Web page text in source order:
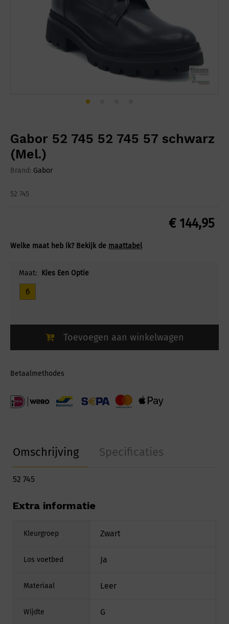
Gabor 52 745 52 745 57 schwarz
(Mel.)
Brand: Gabor
52 745
€144,95
Welke maat heb ik? Bekijk de maattabel
Maat: Kies Een Optie
6
Toevoegen aan winkelwagen
Betaalmethodes
Omschrijving Specificaties
52 745
Extra informatie
Kleurgroep Zwart
Los voetbed Ja
Materiaal Leer
Wijdte G